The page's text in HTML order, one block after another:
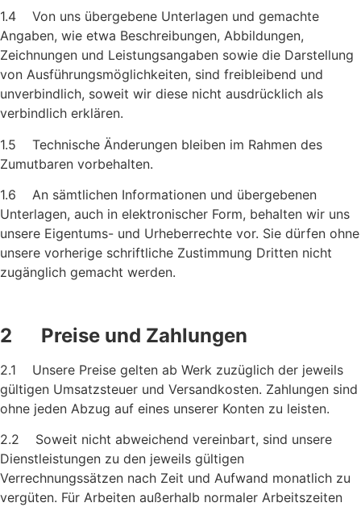
1.4 Von uns übergebene Unterlagen und gemachte
Angaben, wie etwa Beschreibungen, Abbildungen,
Zeichnungen und Leistungs­angaben sowie die Darstellung
von Ausführungsmöglichkeiten, sind freibleibend und
unverbindlich, soweit wir diese nicht aus­drücklich als
verbindlich erklären.
1.5 Technische Änderungen bleiben im Rahmen des
Zumutbaren vor­behalten.
1.6 An sämtlichen Informationen und übergebenen
Unterlagen, auch in elektronischer Form, behalten wir uns
unsere Eigentums- und Urheberrechte vor. Sie dürfen ohne
unsere vorherige schriftliche Zustimmung Dritten nicht
zugänglich gemacht werden.
2 Preise und Zahlungen
2.1 Unsere Preise gelten ab Werk zuzüglich der jeweils
gültigen Um­satzsteuer und Versandkosten. Zahlungen sind
ohne jeden Abzug auf eines unserer Konten zu leisten.
2.2 Soweit nicht abweichend vereinbart, sind unsere
Dienstleistungen zu den jeweils gültigen
Verrechnungssätzen nach Zeit und Auf­wand monatlich zu
vergüten. Für Arbeiten außerhalb normaler Arbeitszeiten